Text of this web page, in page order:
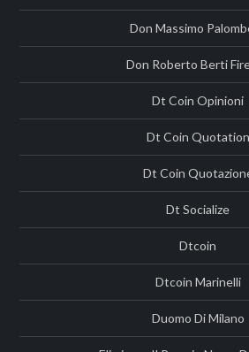
Don Massimo
Don Roberto Berti
Dt Coin Opinioni
Dt Coin Quotation
Dt Coin
Dt Socialize
Dtcoin
Dtcoin Marinelli
Duomo Di Milano